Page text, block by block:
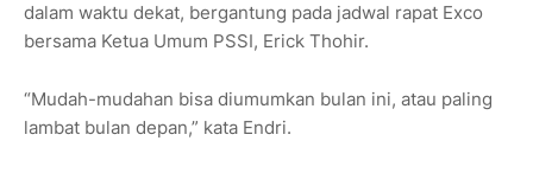
dalam waktu dekat, bergantung pada jadwal rapat Exco
bersama Ketua Umum PSSI, Erick Thohir.
“Mudah-mudahan bisa diumumkan bulan ini, atau paling
lambat bulan depan,” kata Endri.